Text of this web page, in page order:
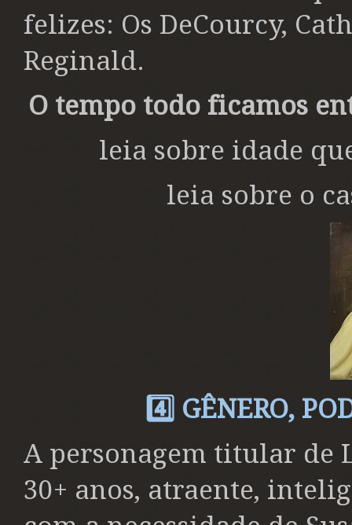
felizes: Os DeCourcy,
Reginald.
O tempo todo ficamos
leia sobre idade
leia sobre o
4️⃣ GÊNERO,
A personagem titular de
30+ anos, atraente,